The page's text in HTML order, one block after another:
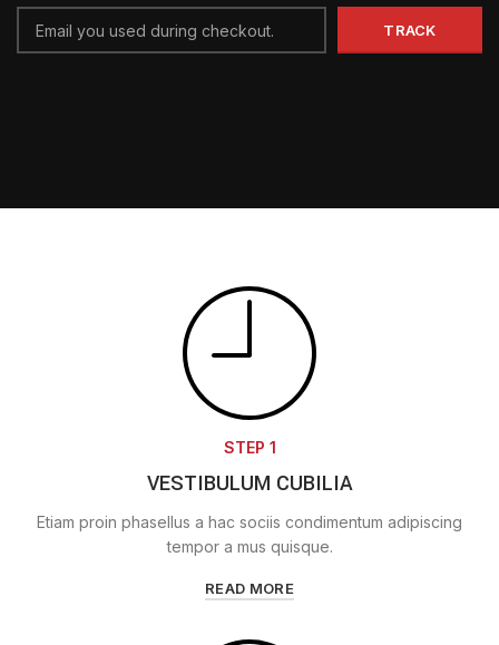
TRACK
STEP 1
VESTIBULUM CUBILIA
Etiam proin phasellus a hac sociis condimentum adipiscing
tempor a mus quisque.
READ MORE